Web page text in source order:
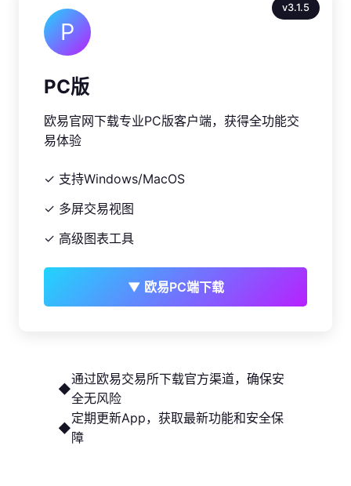
P
PC版
欧易官网下载专业PC版客户端，获得全功能交
易体验
✓ 支持Windows/MacOS
✓ 多屏交易视图
✓ 高级图表工具
▼ 欧易PC端下载
v3.1.5
◆
通过欧易交易所下载官方渠道，确保安
全无风险
◆
定期更新App，获取最新功能和安全保
障